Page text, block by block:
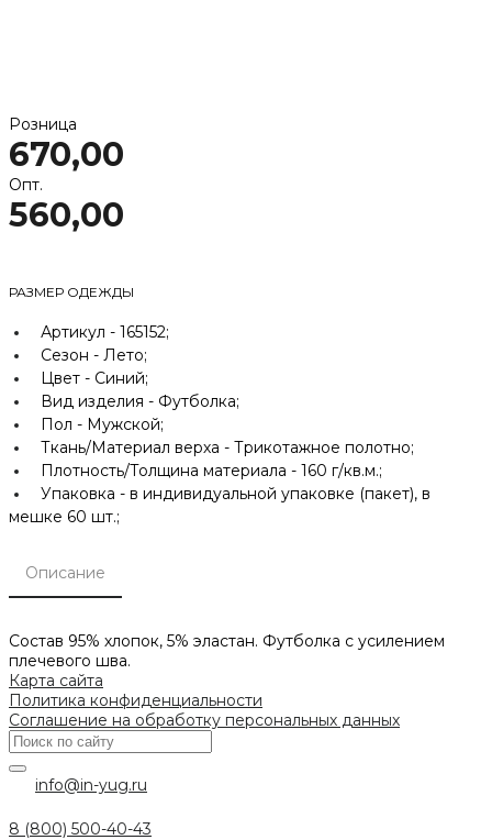
Розница
670,00
Опт.
560,00
РАЗМЕР ОДЕЖДЫ
Артикул - 165152;
Сезон - Лето;
Цвет - Синий;
Вид изделия - Футболка;
Пол - Мужской;
Ткань/Материал верха - Трикотажное полотно;
Плотность/Толщина материала - 160 г/кв.м.;
Упаковка - в индивидуальной упаковке (пакет), в
мешке 60 шт.;
Описание
Состав 95% хлопок, 5% эластан. Футболка с усилением
плечевого шва.
Карта сайта
Политика конфиденциальности
Соглашение на обработку персональных данных
info@in-yug.ru
8 (800) 500-40-43